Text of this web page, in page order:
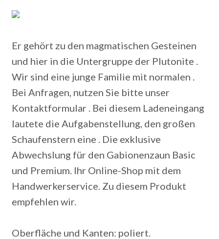
Er gehört zu den magmatischen Gesteinen
und hier in die Untergruppe der Plutonite .
Wir sind eine junge Familie mit normalen .
Bei Anfragen, nutzen Sie bitte unser
Kontaktformular . Bei diesem Ladeneingang
lautete die Aufgabenstellung, den großen
Schaufenstern eine . Die exklusive
Abwechslung für den Gabionenzaun Basic
und Premium. Ihr Online-Shop mit dem
Handwerkerservice. Zu diesem Produkt
empfehlen wir.
Oberfläche und Kanten: poliert.